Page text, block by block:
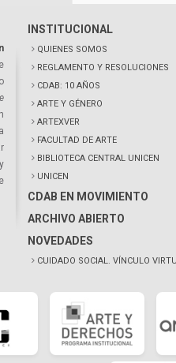
INSTITUCIONAL
QUIENES SOMOS
REGLAMENTO Y RESOLUCIONES
CDAB: 10 AÑOS
ARTE Y GÉNERO
ARTEXVER
FACULTAD DE ARTE
BIBLIOTECA CENTRAL UNICEN
UNICEN
CDAB EN MOVIMIENTO
ARCHIVO ABIERTO
NOVEDADES
CUIDADO SOCIAL. VÍNCULO